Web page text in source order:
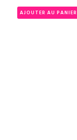
AJOUTER AU PANIER